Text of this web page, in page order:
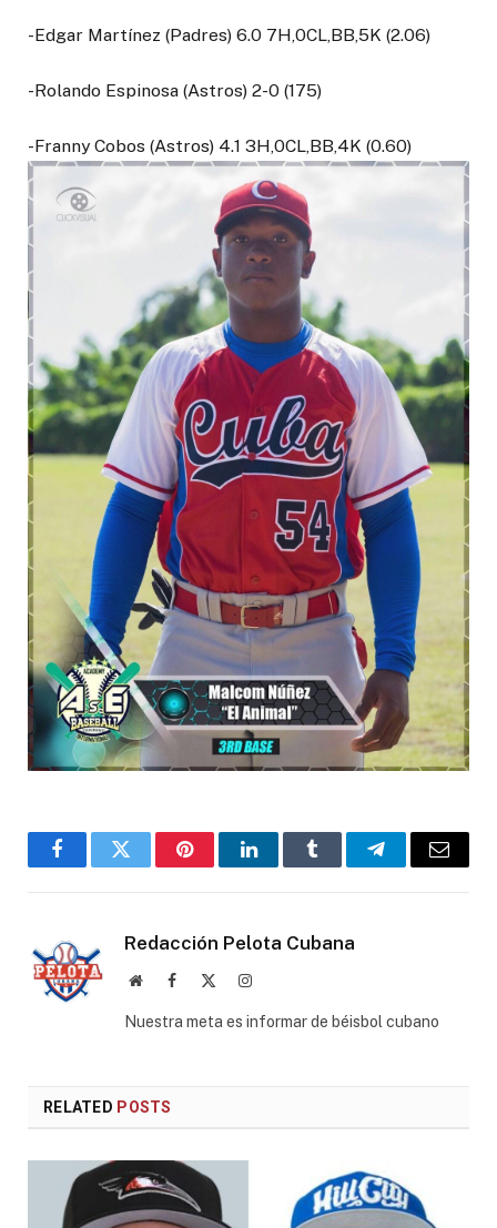
-Edgar Martínez (Padres) 6.0 7H,0CL,BB,5K (2.06)
-Rolando Espinosa (Astros) 2-0 (175)
-Franny Cobos (Astros) 4.1 3H,0CL,BB,4K (0.60)
FacebookTwitter PinterestLinkedInTumblr TelegramEmail
Redacción Pelota Cubana
WebsiteFacebook Instagram
Nuestra meta es informar de béisbol cubano
RELATED POSTS